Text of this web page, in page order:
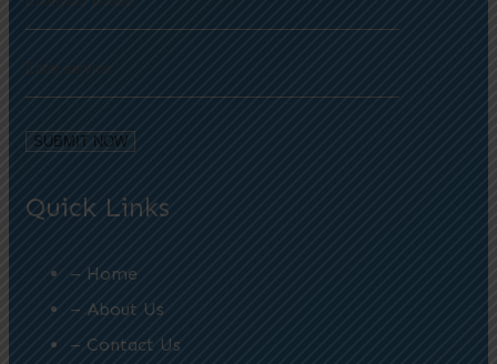
Quick Links
– Home
– About Us
– Contact Us